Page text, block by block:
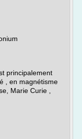
principalement
, en magnétisme
Marie Curie ,